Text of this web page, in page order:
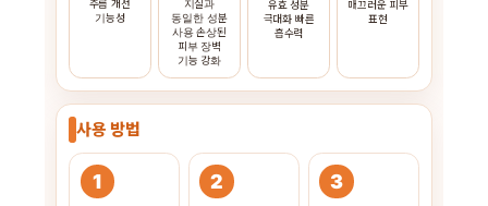
주름 개선
기능성
지질과
동일한 성분
사용 손상된
피부 장벽
기능 강화
유효 성분
극대화 빠른
흡수력
매끄러운 피부
표현
사용 방법
1 2 3